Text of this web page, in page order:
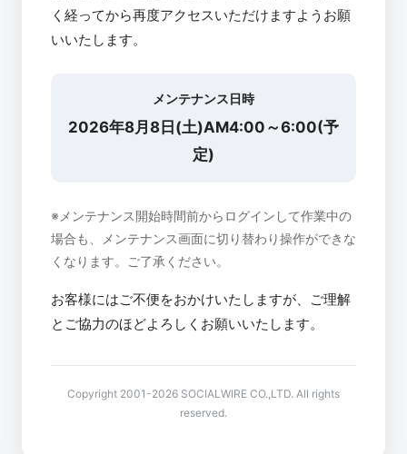
く経ってから再度アクセスいただけますようお願
いいたします。
メンテナンス日時
2026年8月8日(土)AM4:00～6:00(予
定)
※メンテナンス開始時間前からログインして作業中の
場合も、メンテナンス画面に切り替わり操作ができな
くなります。ご了承ください。
お客様にはご不便をおかけいたしますが、ご理解
とご協力のほどよろしくお願いいたします。
Copyright 2001-2026 SOCIALWIRE CO.,LTD. All rights
reserved.